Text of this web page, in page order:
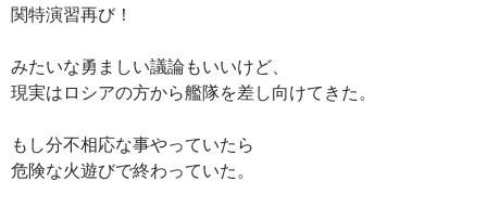
関特演習再び！
みたいな勇ましい議論もいいけど、
現実はロシアの方から艦隊を差し向けてきた。
もし分不相応な事やっていたら
危険な火遊びで終わっていた。